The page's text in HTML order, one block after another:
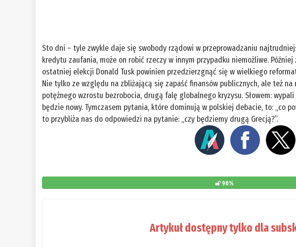
Sto dni – tyle zwykle daje się swobody rządowi w przeprowadzaniu
kredytu zaufania, może on robić rzeczy w innym przypadku niemożliwe.
ostatniej elekcji Donald Tusk powinien przedzierzgnąć się w wielkiego
Nie tylko ze względu na zbliżającą się zapaść finansów publicznych, ale też
potężnego wzrostu bezrobocia, drugą falę globalnego kryzysu. Słowem:
będzie nowy. Tymczasem pytania, które dominują w polskiej debacie, to: „co
to przybliża nas do odpowiedzi na pytanie: „czy będziemy drugą Grecją?”.
90%
Artykuł dostępny tylko dla